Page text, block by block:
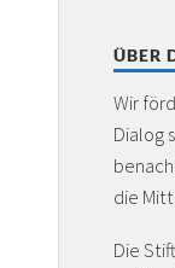
ÜBER
Wir
Dialog
die
Die